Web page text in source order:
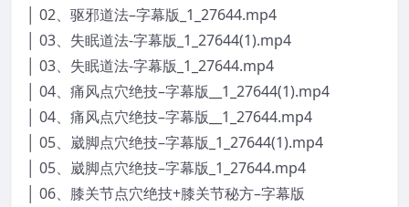
│ 02、驱邪道法–字幕版_1_27644.mp4
│ 03、失眠道法-字幕版_1_27644(1).mp4
│ 03、失眠道法-字幕版_1_27644.mp4
│ 04、痛风点穴绝技–字幕版__1_27644(1).mp4
│ 04、痛风点穴绝技–字幕版__1_27644.mp4
│ 05、崴脚点穴绝技–字幕版_1_27644(1).mp4
│ 05、崴脚点穴绝技–字幕版_1_27644.mp4
│ 06、膝关节点穴绝技+膝关节秘方–字幕版